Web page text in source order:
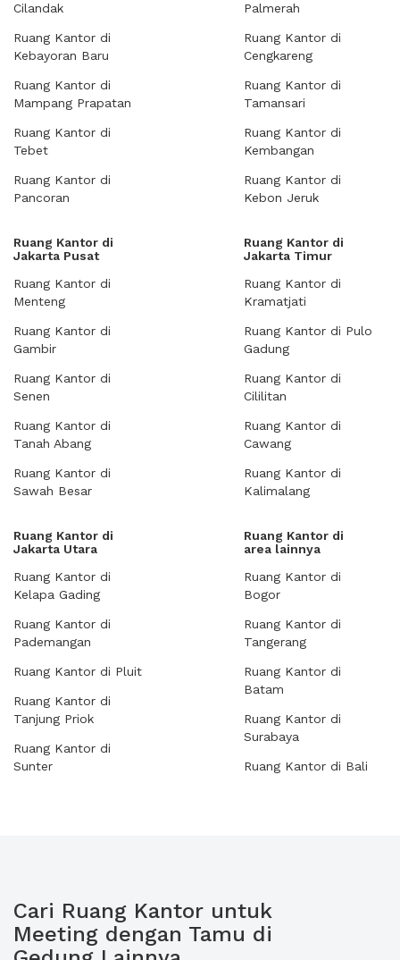
Cilandak
Ruang Kantor di
Kebayoran Baru
Ruang Kantor di
Mampang Prapatan
Ruang Kantor di
Tebet
Ruang Kantor di
Pancoran
Palmerah
Ruang Kantor di
Cengkareng
Ruang Kantor di
Tamansari
Ruang Kantor di
Kembangan
Ruang Kantor di
Kebon Jeruk
Ruang Kantor di
Jakarta Pusat
Ruang Kantor di
Menteng
Ruang Kantor di
Gambir
Ruang Kantor di
Senen
Ruang Kantor di
Tanah Abang
Ruang Kantor di
Sawah Besar
Ruang Kantor di
Jakarta Timur
Ruang Kantor di
Kramatjati
Ruang Kantor di Pulo
Gadung
Ruang Kantor di
Cililitan
Ruang Kantor di
Cawang
Ruang Kantor di
Kalimalang
Ruang Kantor di
Jakarta Utara
Ruang Kantor di
Kelapa Gading
Ruang Kantor di
Pademangan
Ruang Kantor di Pluit
Ruang Kantor di
Tanjung Priok
Ruang Kantor di
Sunter
Ruang Kantor di
area lainnya
Ruang Kantor di
Bogor
Ruang Kantor di
Tangerang
Ruang Kantor di
Batam
Ruang Kantor di
Surabaya
Ruang Kantor di Bali
Cari Ruang Kantor untuk
Meeting dengan Tamu di